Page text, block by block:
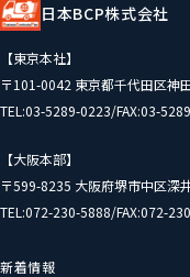
日本BCP株式会社
【東京本社】
〒101-0042 東京都千代田区神
TEL:03-5289-0223/FAX:03-
【大阪本部】
〒599-8235 大阪府堺市中区深
TEL:072-230-5888/FAX:072-
新着情報